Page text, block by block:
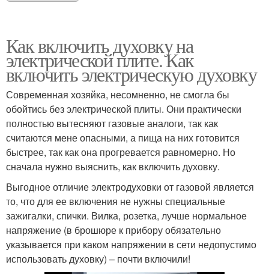
Как включить духовку на
электрической плите. Как
включить электрическую духовку
Современная хозяйка, несомненно, не смогла бы
обойтись без электрической плиты. Они практически
полностью вытесняют газовые аналоги, так как
считаются мене опасными, а пища на них готовится
быстрее, так как она прогревается равномерно. Но
сначала нужно выяснить, как включить духовку.
Выгодное отличие электродуховки от газовой является
то, что для ее включения не нужны специальные
зажигалки, спички. Вилка, розетка, лучше нормальное
напряжение (в брошюре к прибору обязательно
указывается при каком напряжении в сети недопустимо
использовать духовку) – почти включили!